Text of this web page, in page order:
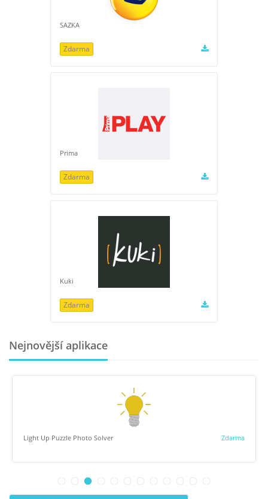
SAZKA
Zdarma
Prima
Zdarma
Kuki
Zdarma
Nejnovější aplikace
Light Up Puzzle Photo Solver Zdarma